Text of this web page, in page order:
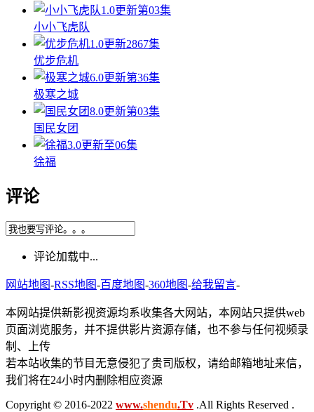
1.0更新第03集
小小飞虎队
1.0更新2867集
优步危机
6.0更新第36集
极寒之城
8.0更新第03集
国民女团
3.0更新至06集
徐福
评论
评论加载中...
网站地图-RSS地图-百度地图-360地图-给我留言-
本网站提供新影视资源均系收集各大网站，本网站只提供web
页面浏览服务，并不提供影片资源存储，也不参与任何视频录
制、上传
若本站收集的节目无意侵犯了贵司版权，请给邮箱地址来信，
我们将在24小时内删除相应资源
Copyright © 2016-2022 www.shendu.Tv .All Rights Reserved .